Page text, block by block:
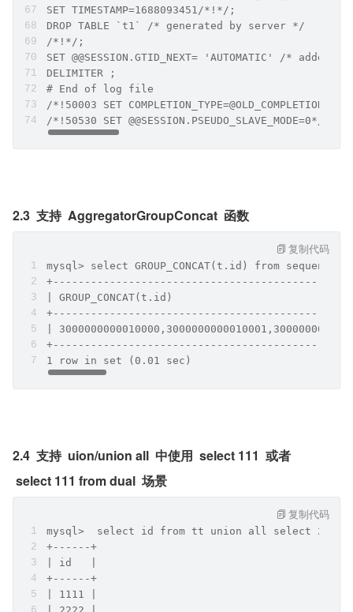
SET TIMESTAMP=1688093451/*!*/;
DROP TABLE `t1` /* generated by server */
/*!*/;
SET @@SESSION.GTID_NEXT= 'AUTOMATIC' /*
DELIMITER ;
# End of log file
/*!50003 SET
/*!50530 SET @@SESSION.PSEUDO_SLAVE_MODE=0*/;
2.3  支持  AggregatorGroupConcat  函数
mysql> select GROUP_CONCAT(t.id) from sequence
| GROUP_CONCAT(t.id)
|
1 row in set (0.01 sec)
复制代码
2.4  支持  uion/union all  中使用  select 111  或者
select 111 from dual  场景
mysql>  select id from tt union all select 2222
+------+
| id   |
+------+
| 1111 |
复制代码